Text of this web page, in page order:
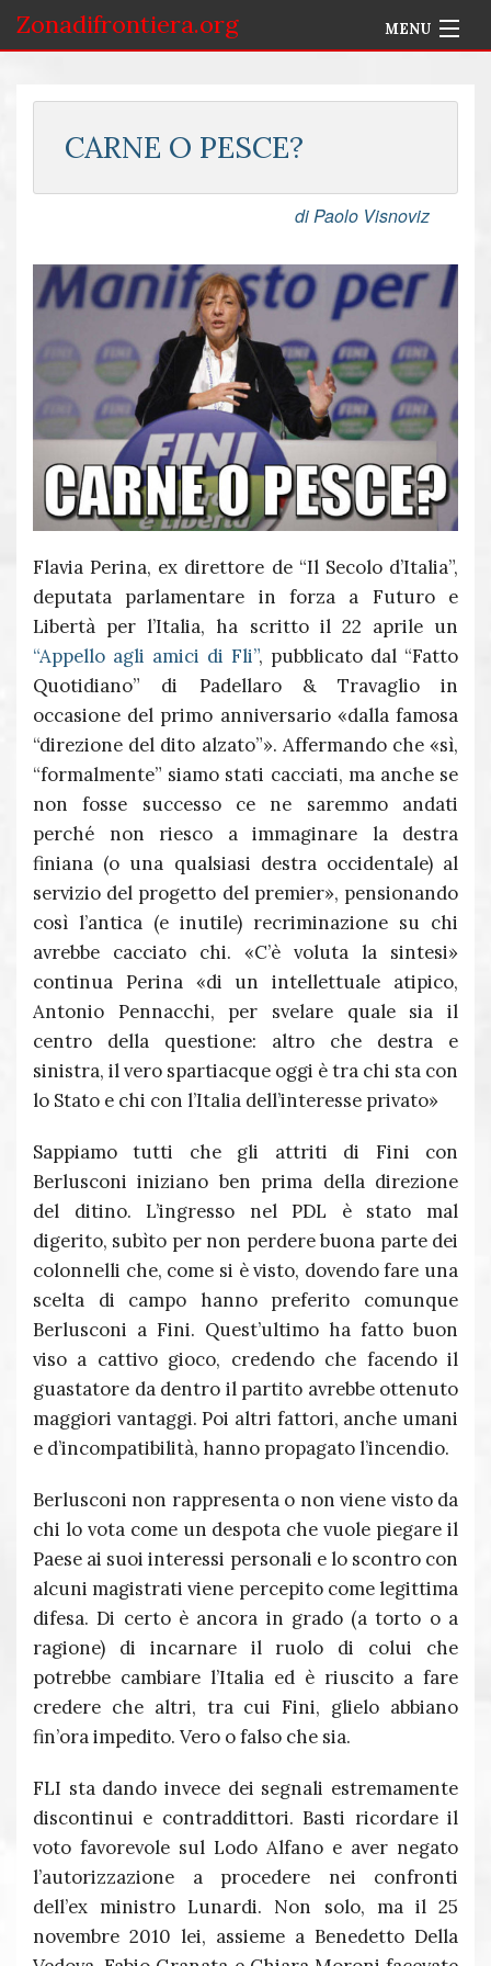
Zonadifrontiera.org MENU
CARNE O PESCE?
di Paolo Visnoviz
Flavia Perina, ex direttore de “Il Secolo d’Italia”,
deputata parlamentare in forza a Futuro e
Libertà per l’Italia, ha scritto il 22 aprile un
“Appello agli amici di Fli”, pubblicato dal “Fatto
Quotidiano” di Padellaro & Travaglio in
occasione del primo anniversario «dalla famosa
“direzione del dito alzato”». Affermando che «sì,
“formalmente” siamo stati cacciati, ma anche se
non fosse successo ce ne saremmo andati
perché non riesco a immaginare la destra
finiana (o una qualsiasi destra occidentale) al
servizio del progetto del premier», pensionando
così l’antica (e inutile) recriminazione su chi
avrebbe cacciato chi. «C’è voluta la sintesi»
continua Perina «di un intellettuale atipico,
Antonio Pennacchi, per svelare quale sia il
centro della questione: altro che destra e
sinistra, il vero spartiacque oggi è tra chi sta con
lo Stato e chi con l’Italia dell’interesse privato»
Sappiamo tutti che gli attriti di Fini con
Berlusconi iniziano ben prima della direzione
del ditino. L’ingresso nel PDL è stato mal
digerito, subìto per non perdere buona parte dei
colonnelli che, come si è visto, dovendo fare una
scelta di campo hanno preferito comunque
Berlusconi a Fini. Quest’ultimo ha fatto buon
viso a cattivo gioco, credendo che facendo il
guastatore da dentro il partito avrebbe ottenuto
maggiori vantaggi. Poi altri fattori, anche umani
e d’incompatibilità, hanno propagato l’incendio.
Berlusconi non rappresenta o non viene visto da
chi lo vota come un despota che vuole piegare il
Paese ai suoi interessi personali e lo scontro con
alcuni magistrati viene percepito come legittima
difesa. Di certo è ancora in grado (a torto o a
ragione) di incarnare il ruolo di colui che
potrebbe cambiare l’Italia ed è riuscito a fare
credere che altri, tra cui Fini, glielo abbiano
fin’ora impedito. Vero o falso che sia.
FLI sta dando invece dei segnali estremamente
discontinui e contraddittori. Basti ricordare il
voto favorevole sul Lodo Alfano e aver negato
l’autorizzazione a procedere nei confronti
dell’ex ministro Lunardi. Non solo, ma il 25
novembre 2010 lei, assieme a Benedetto Della